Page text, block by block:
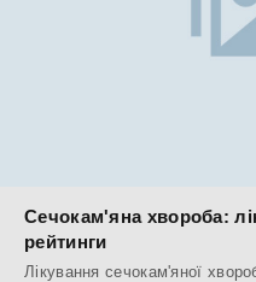
Сечокам'яна хвороба:
рейтинги
Лікування сечокам'яної